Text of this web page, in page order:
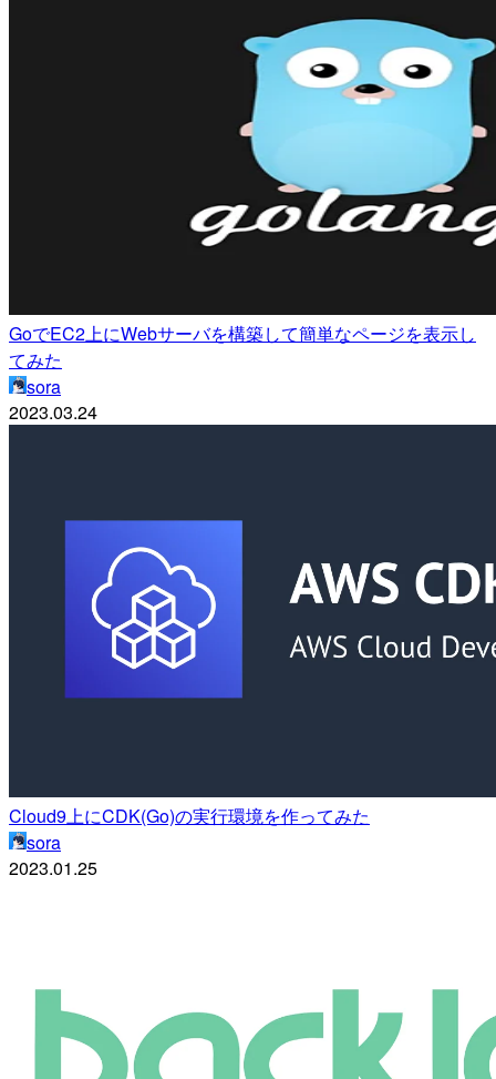
GoでEC2上にWebサーバを構築して簡単なページを表示し
てみた
sora
2023.03.24
Cloud9上にCDK(Go)の実行環境を作ってみた
sora
2023.01.25